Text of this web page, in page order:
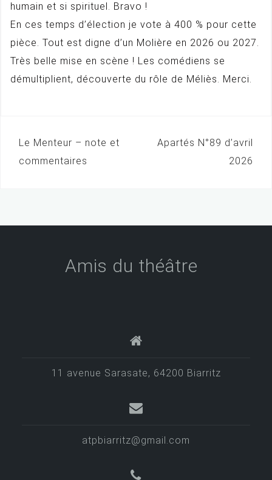
humain et si spirituel. Bravo !
En ces temps d’élection je vote à 400 % pour cette
pièce. Tout est digne d’un Molière en 2026 ou 2027.
Très belle mise en scène ! Les comédiens se
démultiplient, découverte du rôle de Méliès. Merci.
N
Le Menteur – note et
commentaires
Apartés N°89 d’avril
2026
Amis du théâtre
11 avenue Sarasate, 64200 Biarritz
atpbiarritz@gmail.com